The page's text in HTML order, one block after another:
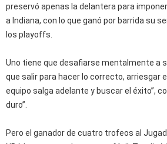
preservó apenas la delantera para
a Indiana, con lo que ganó por barrida su
los playoffs.
Uno tiene que desafiarse mentalmente a
que salir para hacer lo correcto, arriesgar
equipo salga adelante y buscar el éxito”,
duro”.
Pero el ganador de cuatro trofeos al